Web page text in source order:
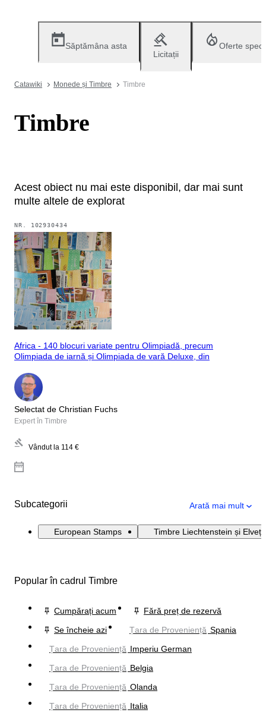
Săptămâna asta
Licitații
Oferte
Catawiki Monede și Timbre Timbre
Timbre
Acest obiect nu mai este disponibil, dar mai sunt
multe altele de explorat
NR. 102930434
Africa - 140 blocuri variate pentru Olimpiadă, precum
Olimpiada de iarnă și Olimpiada de vară Deluxe, din
Selectat de Christian Fuchs
Expert în Timbre
Vândut la 114 €
Subcategorii Arată mai mult
European Stamps Timbre Liechtenstein și
Popular în cadrul Timbre
Cumpărați acum
Fără preț de rezervă
Se încheie azi
Țara de Proveniență Spania
Țara de Proveniență Imperiu German
Țara de Proveniență Belgia
Țara de Proveniență Olanda
Țara de Proveniență Italia